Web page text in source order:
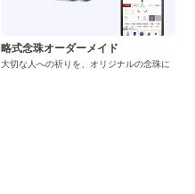
略式念珠オーダーメイド
大切な人への祈りを、オリジナルの念珠に